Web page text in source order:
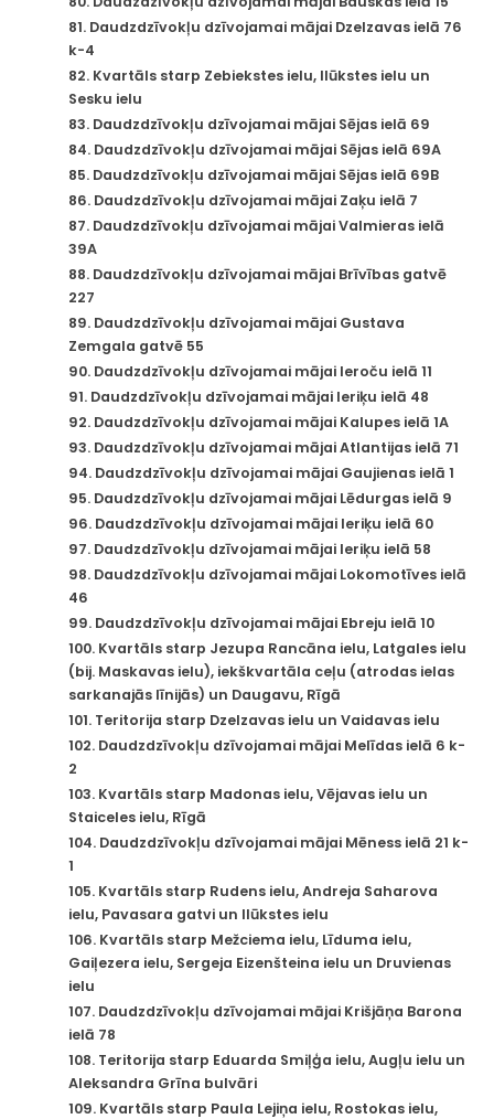
81. Daudzdzīvokļu dzīvojamai mājai Dzelzavas ielā 76
k-4
82. Kvartāls starp Zebiekstes ielu, Ilūkstes ielu un
Sesku ielu
83. Daudzdzīvokļu dzīvojamai mājai Sējas ielā 69
84. Daudzdzīvokļu dzīvojamai mājai Sējas ielā 69A
85. Daudzdzīvokļu dzīvojamai mājai Sējas ielā 69B
86. Daudzdzīvokļu dzīvojamai mājai Zaķu ielā 7
87. Daudzdzīvokļu dzīvojamai mājai Valmieras ielā
39A
88. Daudzdzīvokļu dzīvojamai mājai Brīvības gatvē
227
89. Daudzdzīvokļu dzīvojamai mājai Gustava
Zemgala gatvē 55
90. Daudzdzīvokļu dzīvojamai mājai Ieroču ielā 11
91. Daudzdzīvokļu dzīvojamai mājai Ieriķu ielā 48
92. Daudzdzīvokļu dzīvojamai mājai Kalupes ielā 1A
93. Daudzdzīvokļu dzīvojamai mājai Atlantijas ielā 71
94. Daudzdzīvokļu dzīvojamai mājai Gaujienas ielā 1
95. Daudzdzīvokļu dzīvojamai mājai Lēdurgas ielā 9
96. Daudzdzīvokļu dzīvojamai mājai Ieriķu ielā 60
97. Daudzdzīvokļu dzīvojamai mājai Ieriķu ielā 58
98. Daudzdzīvokļu dzīvojamai mājai Lokomotīves ielā
46
99. Daudzdzīvokļu dzīvojamai mājai Ebreju ielā 10
100. Kvartāls starp Jezupa Rancāna ielu, Latgales ielu
(bij. Maskavas ielu), iekškvartāla ceļu (atrodas ielas
sarkanajās līnijās) un Daugavu, Rīgā
101. Teritorija starp Dzelzavas ielu un Vaidavas ielu
102. Daudzdzīvokļu dzīvojamai mājai Melīdas ielā 6 k-
2
103. Kvartāls starp Madonas ielu, Vējavas ielu un
Staiceles ielu, Rīgā
104. Daudzdzīvokļu dzīvojamai mājai Mēness ielā 21 k-
1
105. Kvartāls starp Rudens ielu, Andreja Saharova
ielu, Pavasara gatvi un Ilūkstes ielu
106. Kvartāls starp Mežciema ielu, Līduma ielu,
Gaiļezera ielu, Sergeja Eizenšteina ielu un Druvienas
ielu
107. Daudzdzīvokļu dzīvojamai mājai Krišjāņa Barona
ielā 78
108. Teritorija starp Eduarda Smiļģa ielu, Augļu ielu un
Aleksandra Grīna bulvāri
109. Kvartāls starp Paula Lejiņa ielu, Rostokas ielu,